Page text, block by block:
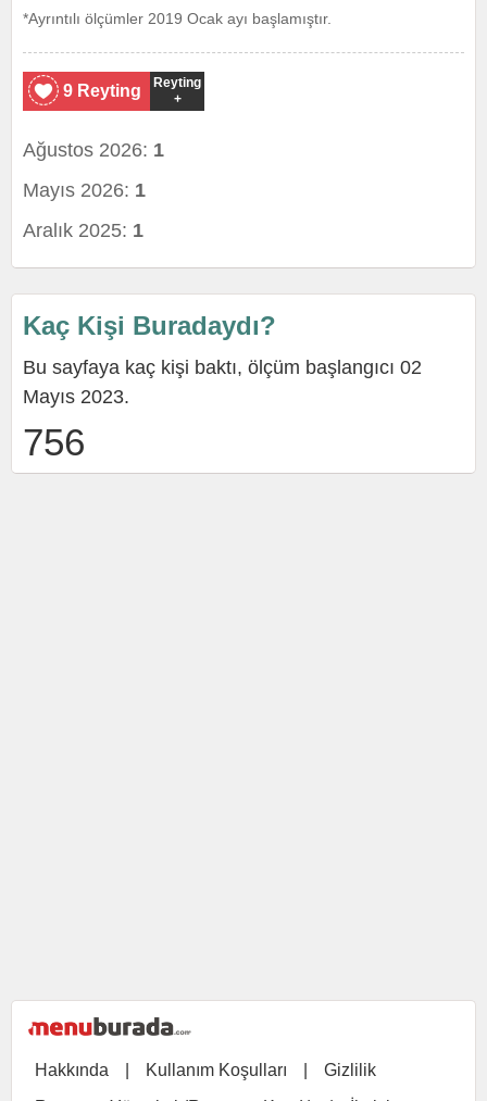
*Ayrıntılı ölçümler 2019 Ocak ayı başlamıştır.
9 Reyting
Reyting
+
Ağustos 2026: 1
Mayıs 2026: 1
Aralık 2025: 1
Kaç Kişi Buradaydı?
Bu sayfaya kaç kişi baktı, ölçüm başlangıcı 02
Mayıs 2023.
756
Hakkında Kullanım Koşulları
Gizlilik